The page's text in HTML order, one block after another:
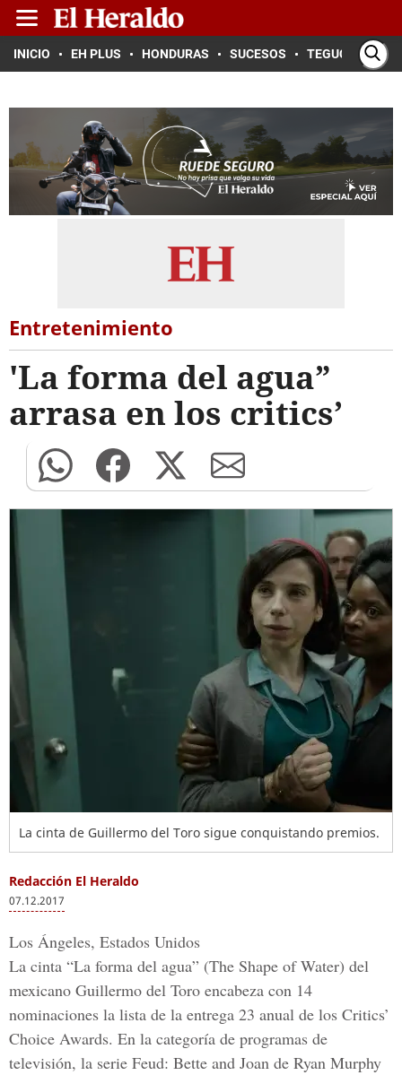
INICIO EH PLUS HONDURAS SUCESOS TEGUCIGALPA
Entretenimiento
'La forma del agua”
arrasa en los critics’
La cinta de Guillermo del Toro sigue conquistando premios.
Redacción El Heraldo
07.12.2017
Los Ángeles, Estados Unidos
La cinta “La forma del agua” (The Shape of Water) del
mexicano Guillermo del Toro encabeza con 14
nominaciones la lista de la entrega 23 anual de los Critics’
Choice Awards. En la categoría de programas de
televisión, la serie Feud: Bette and Joan de Ryan Murphy